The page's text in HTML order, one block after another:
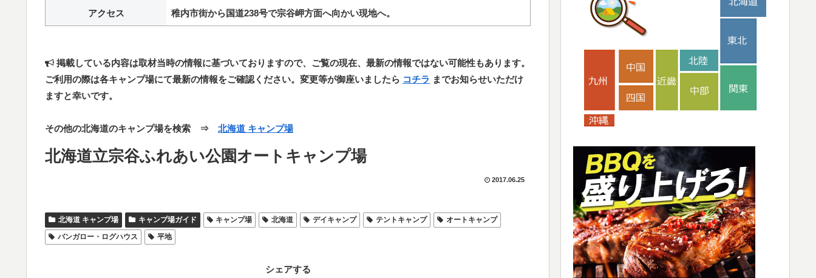
アクセス 稚内市街から国道238号で宗谷岬方面へ向かい現地へ。
掲載している内容は取材当時の情報に基づいておりますので、ご覧の現在、最新の情報ではない可能性もあります。
ご利用の際は各キャンプ場にて最新の情報をご確認ください。変更等が御座いましたら コチラ までお知らせいただけ
ますと幸いです。
その他の北海道のキャンプ場を検索 ⇒ 北海道 キャンプ場
北海道立宗谷ふれあい公園オートキャンプ場
2017.06.25
北海道 キャンプ場 キャンプ場ガイド キャンプ場 北海道 デイキャンプ テントキャンプ
オートキャンプ
バンガロー・ログハウス
平地
シェアする